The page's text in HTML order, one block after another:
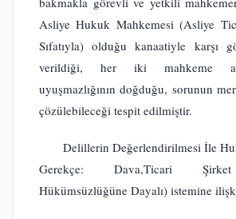
Asliye Hukuk Mahkemesi (Asliye
Sıfatıyla) olduğu kanaatiyle karşı
verildiği, her iki mahkeme
uyuşmazlığının doğduğu, sorunun
çözülebileceği tespit edilmiştir.
Delillerin Değerlendirilmesi İle
Gerekçe: Dava,Ticari
Hükümsüzlüğüne Dayalı) istemine